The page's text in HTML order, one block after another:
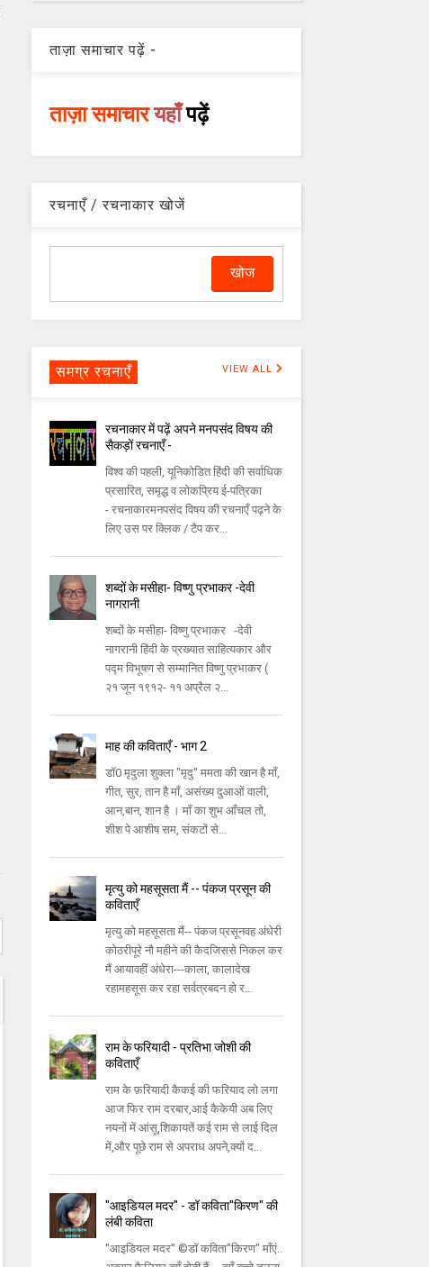
ताज़ा समाचार पढ़ें -
ताज़ा समाचारयहाँपढ़ें
रचनाएँ / रचनाकार खोजें
समग्र रचनाएँ VIEW ALL
रचनाकार में पढ़ें अपने मनपसंद विषय की
सैकड़ों रचनाएँ -
विश्व की पहली, यूनिकोडित हिंदी की सर्वाधिक
प्रसारित, समृद्ध व लोकप्रिय ई-पत्रिका
- रचनाकारमनपसंद विषय की रचनाएँ पढ़ने के
लिए उस पर क्लिक / टैप कर...
शब्दों के मसीहा- विष्णु प्रभाकर -देवी
नागरानी
शब्दों के मसीहा- विष्णु प्रभाकर -देवी
नागरानी हिंदी के प्रख्यात साहित्यकार और
पद्म विभूषण से सम्मानित विष्णु प्रभाकर (
२१ जून १९१२- ११ अप्रैल २...
माह की कविताएँ - भाग 2
डॉ0 मृदुला शुक्ला "मृदु" ममता की खान है माँ,
गीत, सुर, तान है माँ, असंख्य दुआओं वाली,
आन,बान, शान है । माँ का शुभ आँचल तो,
शीश पे आशीष सम, संकटों से...
मृत्यु को महसूसता मैं -- पंकज प्रसून की
कविताएँ
मृत्यु को महसूसता मैं-- पंकज प्रसूनवह अंधेरी
कोठरीपूरे नौ महीने की कैदजिससे निकल कर
मैं आयावहीं अंधेरा---काला, कालादेख
रहामहसूस कर रहा सर्वत्रबदन हो र...
राम के फरियादी - प्रतिभा जोशी की
कविताएँ
राम के फ़रियादी कैकई की फरियाद लो लगा
आज फिर राम दरबार,आई कैकेयी अब लिए
नयनों में आंसू,शिकायतें कई राम से लाई दिल
में,और पूछे राम से अपराध अपने,क्यों द...
"आइडियल मदर" - डॉ कविता"किरण" की
लंबी कविता
"आइडियल मदर" ©डॉ कविता"किरण" माँएं..